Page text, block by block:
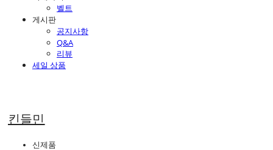
벨트
게시판
공지사항
Q&A
리뷰
세일 상품
킨들민
신제품